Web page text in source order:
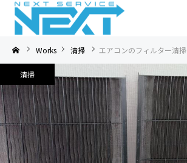
Works 清掃 エアコンのフィルター清掃
清掃